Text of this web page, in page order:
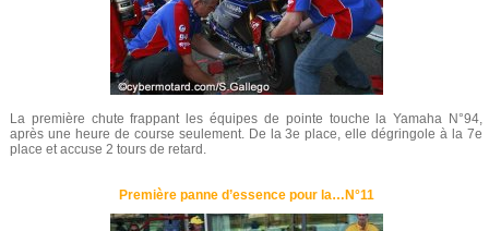
La première chute frappant les équipes de pointe touche la Yamaha N°94,
après une heure de course seulement. De la 3e place, elle dégringole à la 7e
place et accuse 2 tours de retard.
Première panne d’essence pour la…N°11